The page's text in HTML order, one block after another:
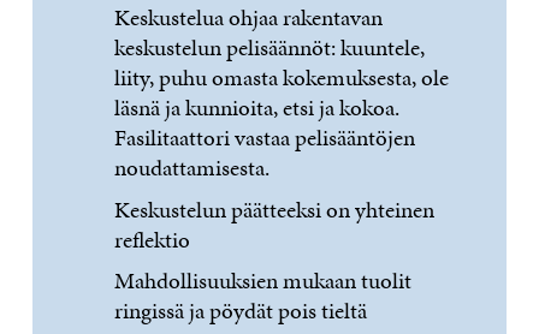
Keskustelua ohjaa rakentavan
keskustelun pelisäännöt: kuuntele,
liity, puhu omasta kokemuksesta, ole
läsnä ja kunnioita, etsi ja kokoa.
Fasilitaattori vastaa pelisääntöjen
noudattamisesta.
Keskustelun päätteeksi on yhteinen
reflektio
Mahdollisuuksien mukaan tuolit
ringissä ja pöydät pois tieltä